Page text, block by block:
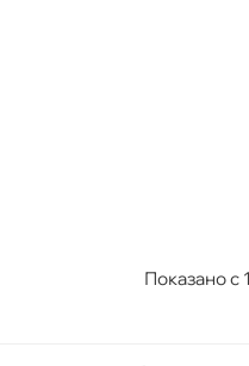
Показано с